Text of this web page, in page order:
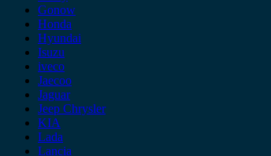
Gonow
Honda
Hyundai
Isuzu
iveco
Jaecoo
Jaguar
Jeep Chrysler
KIA
Lada
Lancia